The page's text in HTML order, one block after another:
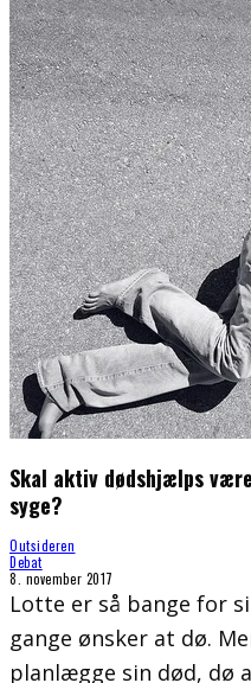
Skal aktiv dødshjælps
syge?
Outsideren
Debat
8. november 2017
Lotte er så bange for
gange ønsker at dø.
planlægge sin død, dø